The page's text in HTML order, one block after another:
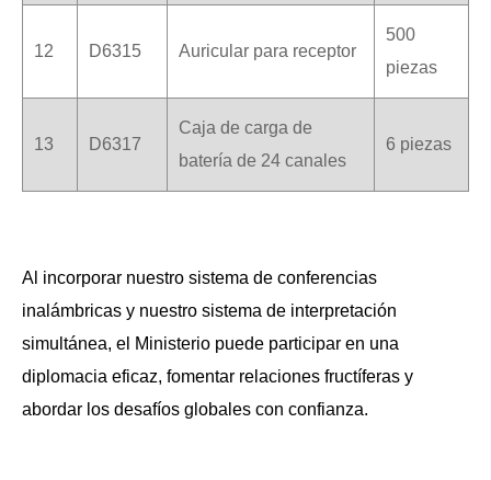
12 D6315 Auricular para receptor
500
piezas
13 D6317
Caja de carga de
batería de 24 canales
6 piezas
Al incorporar nuestro sistema de conferencias
inalámbricas y nuestro sistema de interpretación
simultánea, el Ministerio puede participar en una
diplomacia eficaz, fomentar relaciones fructíferas y
abordar los desafíos globales con confianza.